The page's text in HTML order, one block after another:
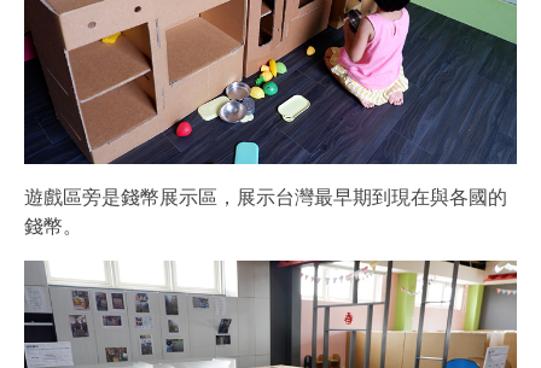
遊戲區旁是錢幣展示區，展示台灣最早期到現在與各國的
錢幣。